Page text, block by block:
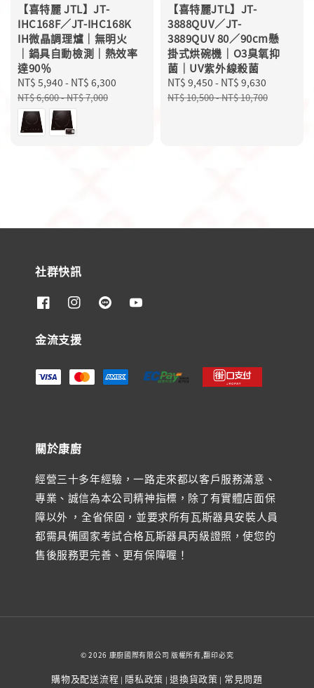
【喜特麗 JTL】JT-
IHC168F／JT-IHC168K
IH微晶調理爐｜無明火
｜鍋具自動檢測｜熱效率
達90％
Sale
price
NT$ 5,940 - NT$ 6,300
NT$ 6,600-NT$ 7,000
【喜特麗JTL】JT-
3888QUV／JT-
3889QUV 80／90cm懸
掛式烘碗機｜O3臭氧抑
菌｜UV紫外線殺菌
Sale
price
NT$ 9,450 - NT$ 9,630
NT$ 10,500-NT$ 10,700
社群快訊
金流支援
關於康廚
經營三十多年經驗，一路走來都以客戶服務滿意、
專業、誠信為本公司精神指標，除了有實體店面保
障以外 ，全省保固，並要求所有瓦斯器具安裝人員
都需具備國家考試合格瓦斯器具丙級證照，使您的
售後服務更完善、更有保障喔！
© 2026 康廚國際有限公司 版權所有,翻印必究
購物及配送流程 | 隱私政策 |退換貨政策 | 常見問題